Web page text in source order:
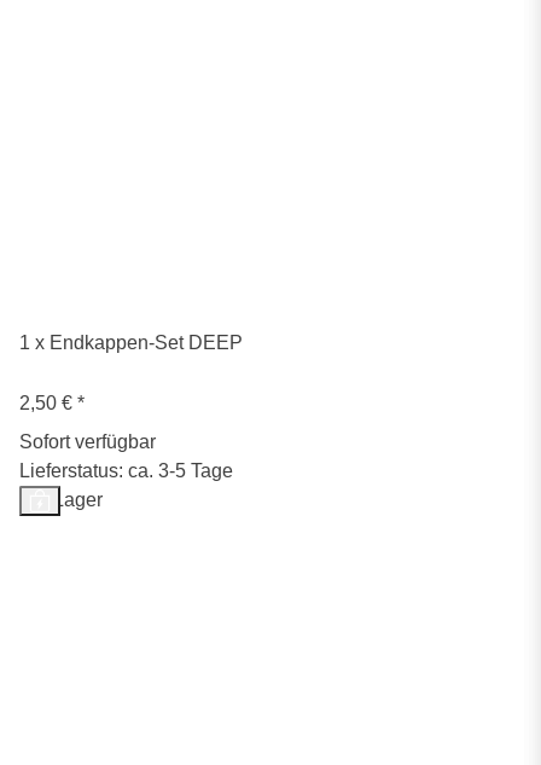
1 x Endkappen-Set DEEP
2,50 € *
Sofort verfügbar
Lieferstatus: ca. 3-5 Tage
Auf Lager